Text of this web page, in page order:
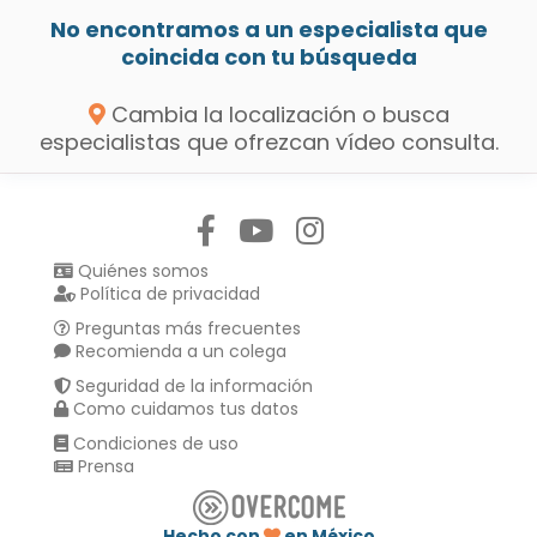
No encontramos a un especialista que
coincida con tu búsqueda
Cambia la localización o busca
especialistas que ofrezcan vídeo consulta.
Quiénes somos
Política de privacidad
Preguntas más frecuentes
Recomienda a un colega
Seguridad de la información
Como cuidamos tus datos
Condiciones de uso
Prensa